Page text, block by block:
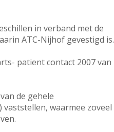
in verband met de
ATC-Nijhof gevestigd is.
patient contact 2007 van
de gehele
waarmee zoveel